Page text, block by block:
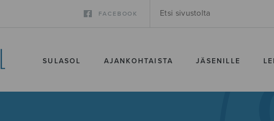
FACEBOOK
SULASOL AJANKOHTAISTA JÄSENILLE